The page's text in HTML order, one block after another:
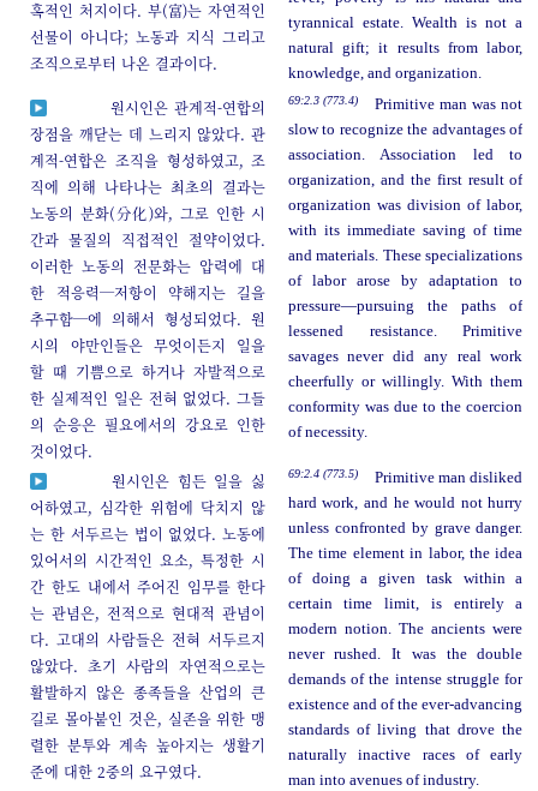
혹적인 처지이다. 부(富)는 자연적인
선물이 아니다; 노동과 지식 그리고
조직으로부터 나온 결과이다.
tyrannical estate. Wealth is not a
natural gift; it results from labor,
knowledge, and organization.
원시인은 관계적-연합의
장점을 깨닫는 데 느리지 않았다. 관
계적-연합은 조직을 형성하였고, 조
직에 의해 나타나는 최초의 결과는
노동의 분화(分化)와, 그로 인한 시
간과 물질의 직접적인 절약이었다.
이러한 노동의 전문화는 압력에 대
한 적응력─저항이 약해지는 길을
추구함─에 의해서 형성되었다. 원
시의 야만인들은 무엇이든지 일을
할 때 기쁨으로 하거나 자발적으로
한 실제적인 일은 전혀 없었다. 그들
의 순응은 필요에서의 강요로 인한
것이었다.
69:2.3 (773.4)
Primitive man was not
slow to recognize the advantages of
association. Association led to
organization, and the first result of
organization was division of labor,
with its immediate saving of time
and materials. These specializations
of labor arose by adaptation to
pressure—pursuing the paths of
lessened resistance. Primitive
savages never did any real work
cheerfully or willingly. With them
conformity was due to the coercion
of necessity.
원시인은 힘든 일을 싫
어하였고, 심각한 위험에 닥치지 않
는 한 서두르는 법이 없었다. 노동에
있어서의 시간적인 요소, 특정한 시
간 한도 내에서 주어진 임무를 한다
는 관념은, 전적으로 현대적 관념이
다. 고대의 사람들은 전혀 서두르지
않았다. 초기 사람의 자연적으로는
활발하지 않은 종족들을 산업의 큰
길로 몰아붙인 것은, 실존을 위한 맹
렬한 분투와 계속 높아지는 생활기
준에 대한 2중의 요구였다.
69:2.4 (773.5)
Primitive man disliked
hard work, and he would not hurry
unless confronted by grave danger.
The time element in labor, the idea
of doing a given task within a
certain time limit, is entirely a
modern notion. The ancients were
never rushed. It was the double
demands of the intense struggle for
existence and of the ever-advancing
standards of living that drove the
naturally inactive races of early
man into avenues of industry.